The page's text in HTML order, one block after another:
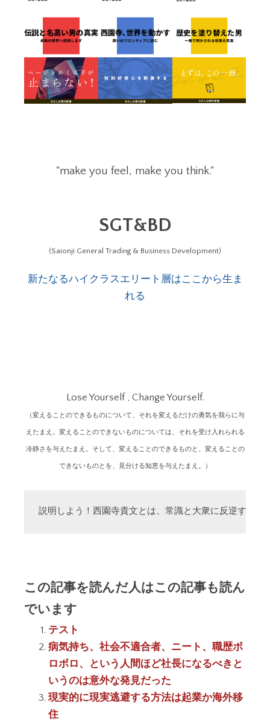
"make you feel, make you think."
SGT&BD
(Saionji General Trading & Business Development)
新たなるハイクラスエリート層はここから生ま
れる
Lose Yourself , Change Yourself.
（変えることのできるものについて、それを変えるだけの勇気を我らに与
えたまえ。変えることのできないものについては、それを受け入れられる
冷静さを与えたまえ。そして、変えることのできるものと、変えることの
できないものとを、見分ける知恵を与えたまえ。）
説明しよう！西園寺貴文とは、常識と大衆に反逆する
この記事を読んだ人はこの記事も読ん
でいます
テスト
病気持ち、社会不適合者、ニート、職歴ボ
ロボロ、という人間ほど社長になるべきと
いうのは意外な発見だった
現実的に現実逃避する方法は起業か海外移
住